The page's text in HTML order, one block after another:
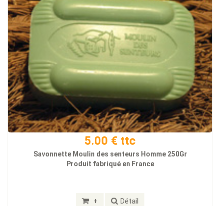
5.00 € ttc
Savonnette Moulin des senteurs Homme 250Gr
Produit fabriqué en France
+ Détail